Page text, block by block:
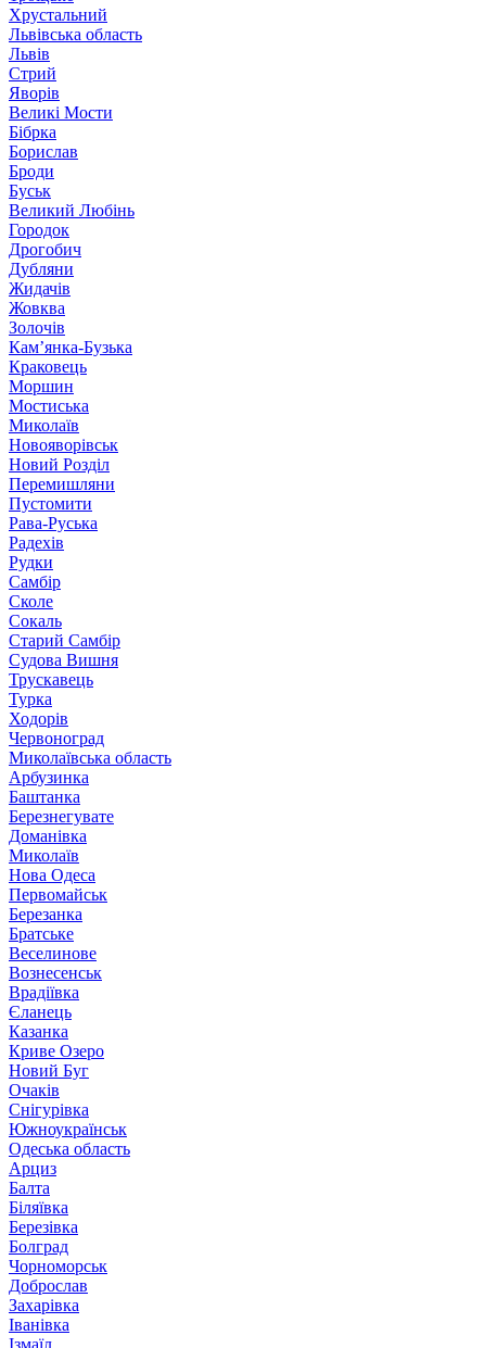
Хрустальний
Львівська область
Львів
Стрий
Яворів
Великі Мости
Бібрка
Борислав
Броди
Буськ
Великий Любінь
Городок
Дрогобич
Дубляни
Жидачів
Жовква
Золочів
Кам’янка-Бузька
Краковець
Моршин
Мостиська
Миколаїв
Новояворівськ
Новий Розділ
Перемишляни
Пустомити
Рава-Руська
Радехів
Рудки
Самбір
Сколе
Сокаль
Старий Самбір
Судова Вишня
Трускавець
Турка
Ходорів
Червоноград
Миколаївська область
Арбузинка
Баштанка
Березнегувате
Доманівка
Миколаїв
Нова Одеса
Первомайськ
Березанка
Братське
Веселинове
Вознесенськ
Врадіївка
Єланець
Казанка
Криве Озеро
Новий Буг
Очаків
Снігурівка
Южноукраїнськ
Одеська область
Арциз
Балта
Біляївка
Березівка
Болград
Чорноморськ
Доброслав
Захарівка
Іванівка
Ізмаїл